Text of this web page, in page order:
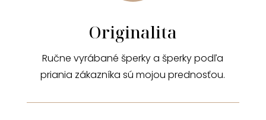
Originalita
Ručne vyrábané šperky a šperky podľa
priania zákazníka sú mojou prednosťou.